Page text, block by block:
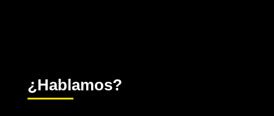
¿Hablamos?